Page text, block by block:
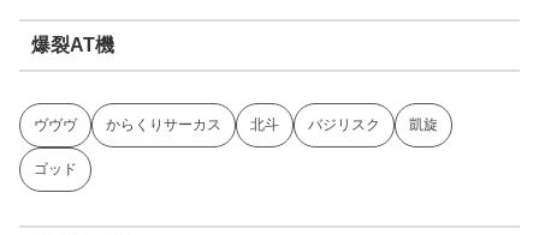
爆裂AT機
ヴヴヴ からくりサーカス 北斗 バジリスク 凱旋
ゴッド